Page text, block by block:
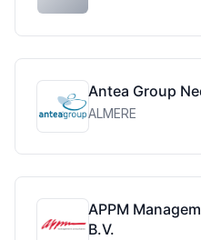
Antea Group
ALMERE
APPM
B.V.